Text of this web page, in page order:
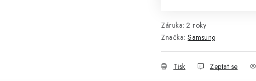
Záruka: 2 roky
Značka: Samsung
Tisk Zeptat se